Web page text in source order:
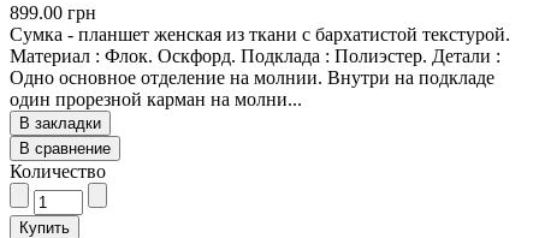
899.00 грн
Сумка - планшет женская из ткани с бархатистой текстурой.
Материал : Флок. Оскфорд. Подклада : Полиэстер. Детали :
Одно основное отделение на молнии. Внутри на подкладе
один прорезной карман на молни...
В закладки
В сравнение
Количество
Купить